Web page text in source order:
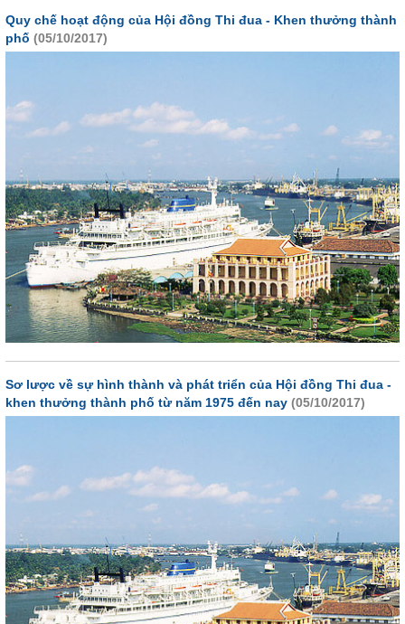
Quy chế hoạt động của Hội đồng Thi đua - Khen thưởng thành
phố (05/10/2017)
Sơ lược về sự hình thành và phát triển của Hội đồng Thi đua -
khen thưởng thành phố từ năm 1975 đến nay (05/10/2017)